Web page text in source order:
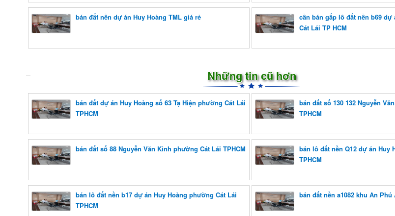
bán đất nền dự án Huy Hoàng TML giá rẻ
cần bán gấp lô đất nền b69
Cát Lái TP HCM
Những tin cũ hơn
bán đất dự án Huy Hoàng số 63 Tạ Hiện phường Cát Lái
TPHCM
bán đất số 130 132 Nguyễn
TPHCM
bán đất số 88 Nguyễn Văn Kỉnh phường Cát Lái TPHCM
bán lô đất nền Q12 dự án Huy
TPHCM
bán lô đất nền b17 dự án Huy Hoàng phường Cát Lái
TPHCM
bán đất nền a1082 khu An Phú